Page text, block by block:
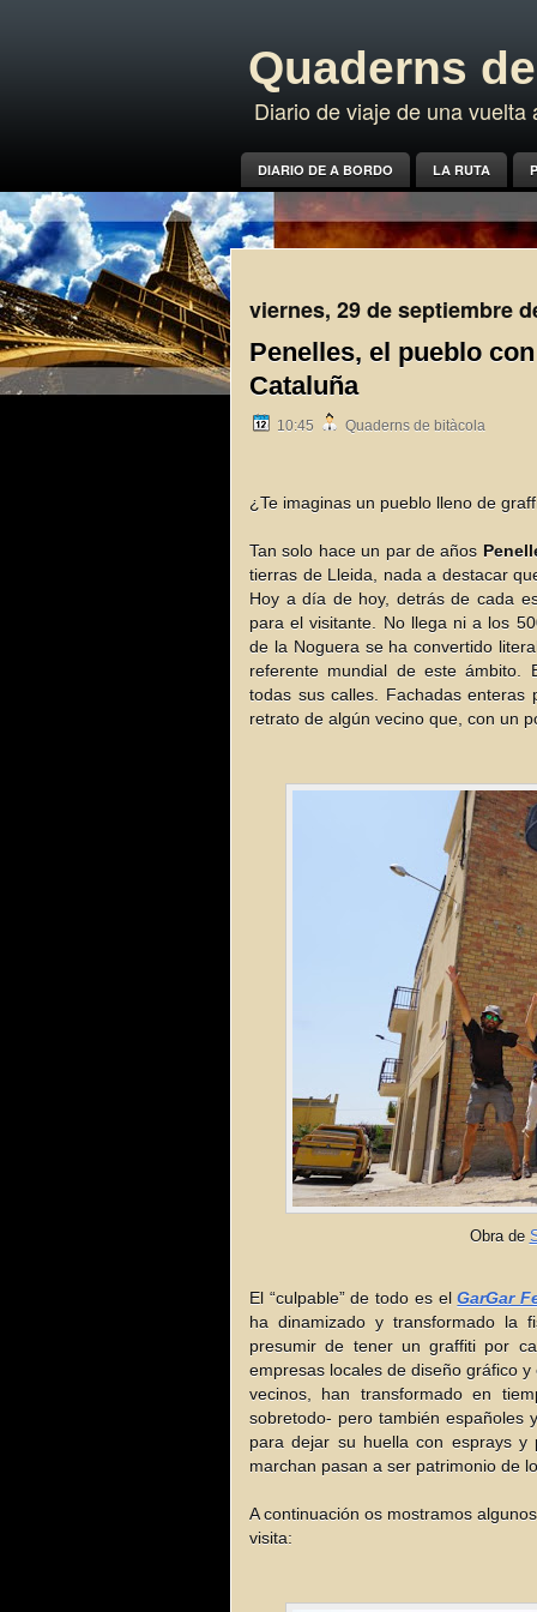
Quaderns
Diario de viaje de una
DIARIO DE A BORDO LA RUTA
viernes, 29 de septiembre
Penelles, el pueblo
Cataluña
10:45 Quaderns de bitàcola
¿Te imaginas un pueblo lleno de
Tan solo hace un par de años
tierras de Lleida, nada a destacar
Hoy a día de hoy, detrás de cada
para el visitante. No llega ni a los
de la Noguera se ha convertido
referente mundial de este ámbito.
todas sus calles. Fachadas enteras
retrato de algún vecino que, con un
Obra de
El “culpable” de todo es elGarGar
ha dinamizado y transformado la
presumir de tener un graffiti por
empresas locales de diseño gráfico
vecinos, han transformado en
sobretodo- pero también españoles
para dejar su huella con esprays y
marchan pasan a ser patrimonio de
A continuación os mostramos
visita: